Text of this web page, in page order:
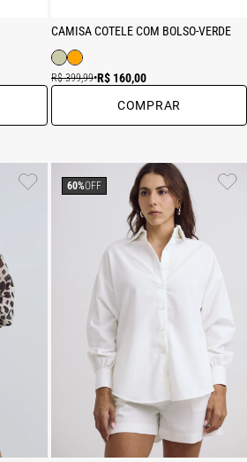
CAMISA COTELE COM BOLSO-VERDE
R$ 399,99•R$ 160,00
COMPRAR
60%OFF